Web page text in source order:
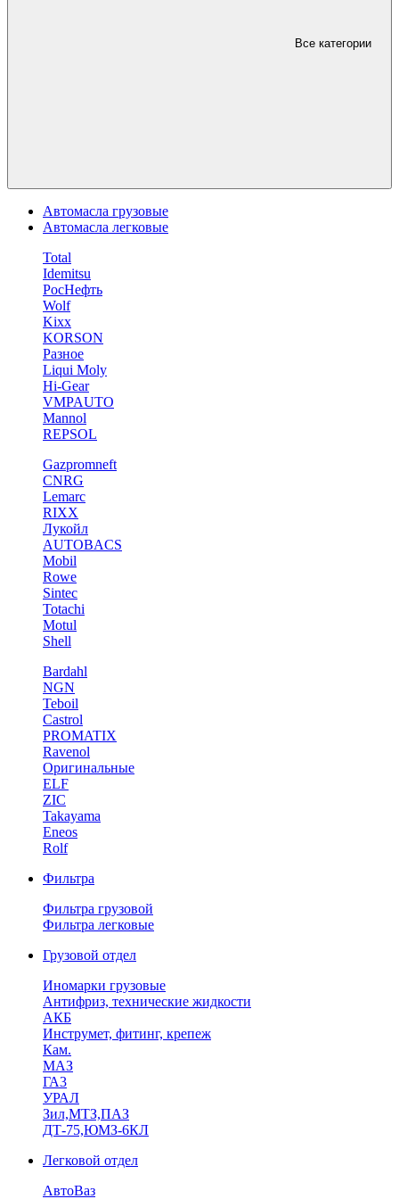
Все категории
Автомасла грузовые
Автомасла легковые
Total
Idemitsu
РосНефть
Wolf
Kixx
KORSON
Разное
Liqui Moly
Hi-Gear
VMPAUTO
Mannol
REPSOL
Gazpromneft
CNRG
Lemarc
RIXX
Лукойл
AUTOBACS
Mobil
Rowe
Sintec
Totachi
Motul
Shell
Bardahl
NGN
Teboil
Castrol
PROMATIX
Ravenol
Оригинальные
ELF
ZIC
Takayama
Eneos
Rolf
Фильтра
Фильтра грузовой
Фильтра легковые
Грузовой отдел
Иномарки грузовые
Антифриз, технические жидкости
АКБ
Инструмет, фитинг, крепеж
Кам.
МАЗ
ГА3
УРАЛ
Зил,МТЗ,ПАЗ
ДТ-75,ЮМЗ-6КЛ
Легковой отдел
АвтоВаз